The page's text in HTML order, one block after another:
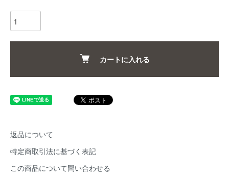
カートに入れる
返品について
特定商取引法に基づく表記
この商品について問い合わせる